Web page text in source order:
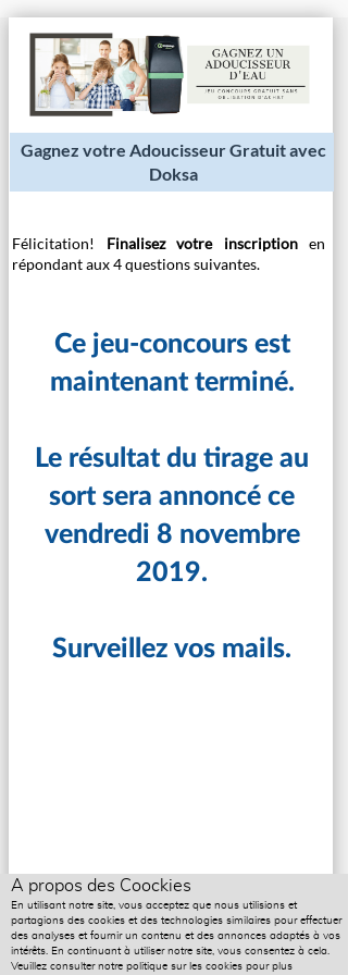
Gagnez votre Adoucisseur Gratuit avec
Doksa
Félicitation! Finalisez votre inscriptionen
répondant aux 4 questions suivantes.​​​​
Ce jeu-concours est
maintenant terminé.
Le résultat du tirage au
sort sera annoncé ce
vendredi 8 novembre
2019.
Surveillez vos mails.
A propos des Coockies
En utilisant notre site, vous acceptez que nous utilisions et
partagions des cookies et des technologies similaires pour effectuer
des analyses et fournir un contenu et des annonces adaptés à vos
intérêts. En continuant à utiliser notre site, vous consentez à cela.
Veuillez consulter notre politique sur les cookies pour plus